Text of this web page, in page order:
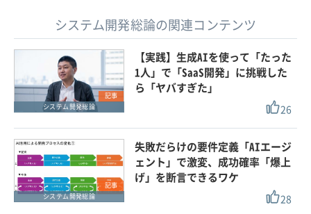
システム開発総論の関連コンテンツ
記事
システム開発総論
【実践】生成AIを使って「たった
1人」で「SaaS開発」に挑戦した
ら「ヤバすぎた」
26
記事
システム開発総論
失敗だらけの要件定義「AIエージ
ェント」で激変、成功確率「爆上
げ」を断言できるワケ
28